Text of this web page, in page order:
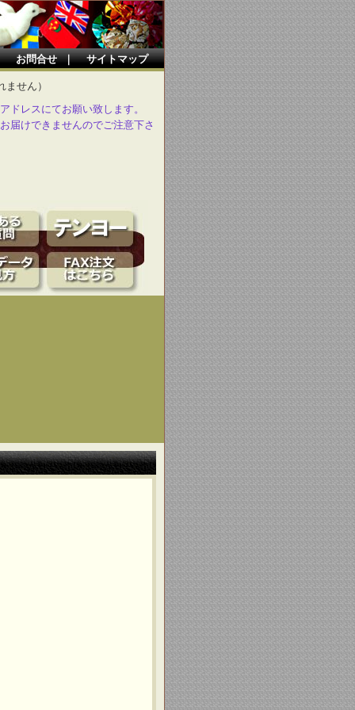
お問合せ｜ サイトマップ
せん）
ドレスにてお願い致します。
届けできませんのでご注意下さ